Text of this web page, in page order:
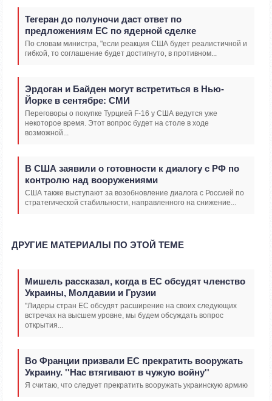
Тегеран до полуночи даст ответ по
предложениям ЕС по ядерной сделке
По словам министра, "если реакция США будет реалистичной и
гибкой, то соглашение будет достигнуто, в противном...
Эрдоган и Байден могут встретиться в Нью-
Йорке в сентябре: СМИ
Переговоры о покупке Турцией F-16 у США ведутся уже
некоторое время. Этот вопрос будет на столе в ходе
возможной...
В США заявили о готовности к диалогу с РФ по
контролю над вооружениями
США также выступают за возобновление диалога с Россией по
стратегической стабильности, направленного на снижение...
ДРУГИЕ МАТЕРИАЛЫ ПО ЭТОЙ ТЕМЕ
Мишель рассказал, когда в ЕС обсудят членство
Украины, Молдавии и Грузии
"Лидеры стран ЕС обсудят расширение на своих следующих
встречах на высшем уровне, мы будем обсуждать вопрос
открытия...
Во Франции призвали ЕС прекратить вооружать
Украину. ''Нас втягивают в чужую войну''
Я считаю, что следует прекратить вооружать украинскую армию